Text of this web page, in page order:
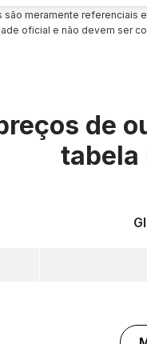
são meramente referenciais
oficial e não devem ser
de
tabela